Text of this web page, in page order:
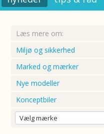
Læs mere om:
Miljø og sikkerhed
Marked og mærker
Nye modeller
Konceptbiler